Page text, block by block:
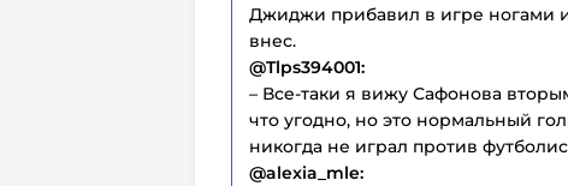
Джиджи прибавил в игре ногами
внес.
@Tlps394001:
– Все-таки я вижу Сафонова
что угодно, но это нормальный
никогда не играл против
@alexia_mle: